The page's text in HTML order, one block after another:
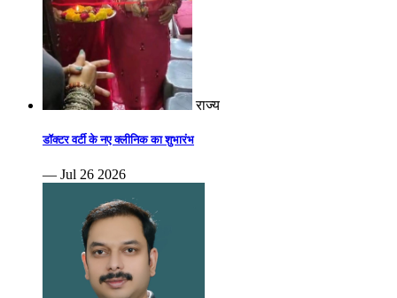
राज्य
डॉक्टर वर्टी के नए क्लीनिक का शुभारंभ
— Jul 26 2026